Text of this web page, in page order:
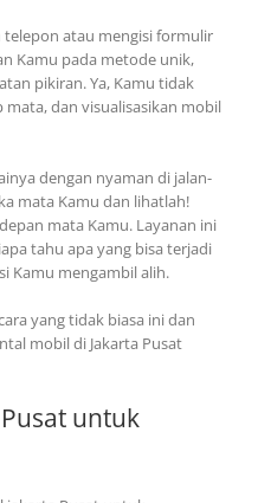
telepon atau mengisi formulir
Kamu pada metode unik,
pikiran. Ya, Kamu tidak
dan visualisasikan mobil
dengan nyaman di jalan-
mata Kamu dan lihatlah!
mata Kamu. Layanan ini
tahu apa yang bisa terjadi
Kamu mengambil alih.
yang tidak biasa ini dan
mobil di Jakarta Pusat
untuk